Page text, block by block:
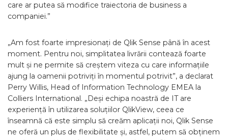
care ar putea să modifice traiectoria de business a
companiei.”
„Am fost foarte impresionați de Qlik Sense până în acest
moment. Pentru noi, simplitatea livrării contează foarte
mult și ne permite să creștem viteza cu care informațiile
ajung la oamenii potriviți în momentul potrivit”, a declarat
Perry Willis, Head of Information Technology EMEA la
Colliers International. „Deși echipa noastră de IT are
experiență în utilizarea soluțiilor QlikView, ceea ce
înseamnă că este simplu să creăm aplicații noi, Qlik Sense
ne oferă un plus de flexibilitate și, astfel, putem să obținem